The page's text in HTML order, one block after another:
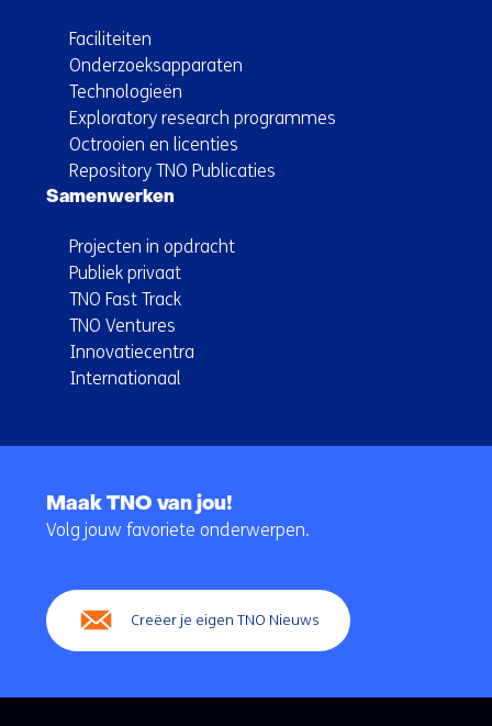
Faciliteiten
Onderzoeksapparaten
Technologieën
Exploratory research programmes
Octrooien en licenties
Repository TNO Publicaties
Samenwerken
Projecten in opdracht
Publiek privaat
TNO Fast Track
TNO Ventures
Innovatiecentra
Internationaal
navigatie
Maak TNO van jou!
Volg jouw favoriete onderwerpen.
Creëer je eigen TNO Nieuws